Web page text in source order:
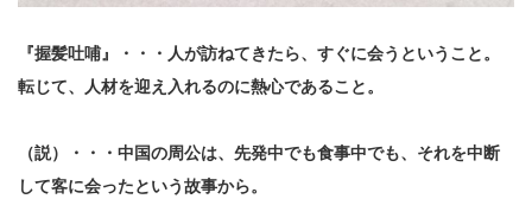
『握髪吐哺』・・・人が訪ねてきたら、すぐに会うということ。
転じて、人材を迎え入れるのに熱心であること。
（説）・・・中国の周公は、先発中でも食事中でも、それを中断
して客に会ったという故事から。